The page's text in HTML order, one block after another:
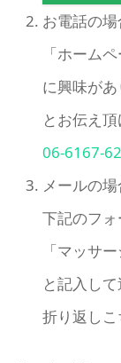
お電話の場
「ホーム
に興味があ
とお伝え頂
06-6167-
メールの場
下記のフ
「マッサー
と記入して
折り返しこ